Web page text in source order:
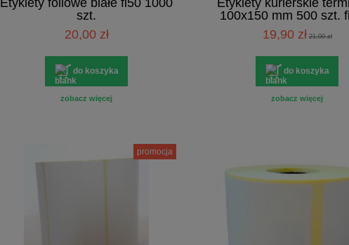
Etykiety foliowe białe fi50 1000
szt.
20,00 zł
do koszyka
zobacz więcej
Etykiety kurierskie
100x150 mm 500 szt.
PERFORACJĄ
19,90 zł 21,00 zł
do koszyka
zobacz więcej
promocja